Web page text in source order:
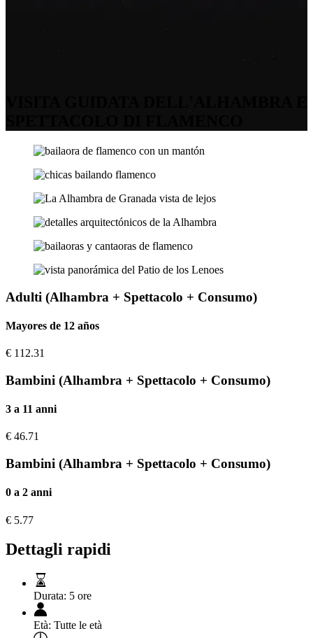
VISITA GUIDATA DELL'ALHAMBRA E
Adulti (Alhambra + Spettacolo + Consumo)
Mayores de 12 años
€ 112.31
Bambini (Alhambra + Spettacolo + Consumo)
3 a 11 anni
€ 46.71
Bambini (Alhambra + Spettacolo + Consumo)
0 a 2 anni
€ 5.77
Dettagli rapidi
Durata: 5 ore
Età: Tutte le età